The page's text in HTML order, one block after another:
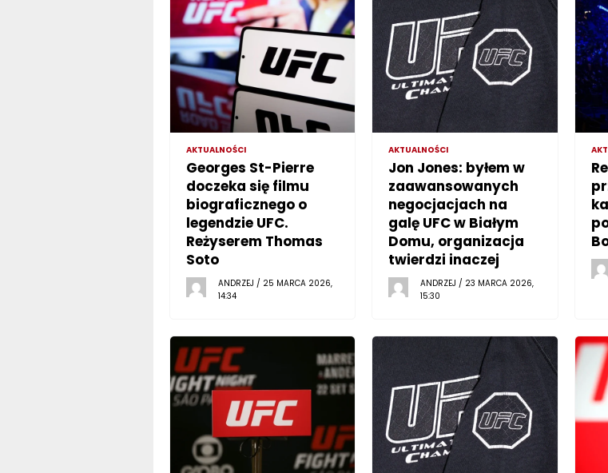
AKTUALNOŚCI
Georges St-Pierre
doczeka się filmu
biograficznego o
legendzie UFC.
Reżyserem Thomas
Soto
ANDRZEJ / 25 MARCA 2026,
14:34
AKTUALNOŚCI
Jon Jones: byłem w
zaawansowanych
negocjacjach na
galę UFC w Białym
Domu, organizacja
twierdzi inaczej
ANDRZEJ / 23 MARCA 2026,
15:30